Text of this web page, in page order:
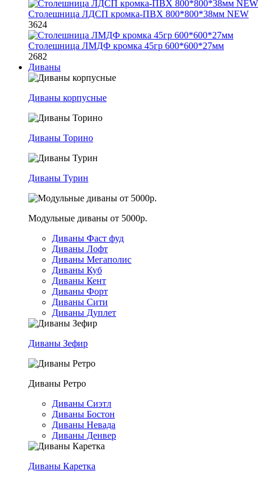
Столешница ЛДСП кромка-ПВХ 800*800*38мм NEW
3624
Столешница ЛМДФ кромка 45гр 600*600*27мм
2682
Диваны
Диваны корпусные
Диваны Торино
Диваны Турин
Модульные диваны от 5000р.
Диваны Фаст фуд
Диваны Лофт
Диваны Мегаполис
Диваны Куб
Диваны Кент
Диваны Форт
Диваны Сити
Диваны Дуплет
Диваны Зефир
Диваны Ретро
Диваны Сиэтл
Диваны Бостон
Диваны Невада
Диваны Денвер
Диваны Каретка